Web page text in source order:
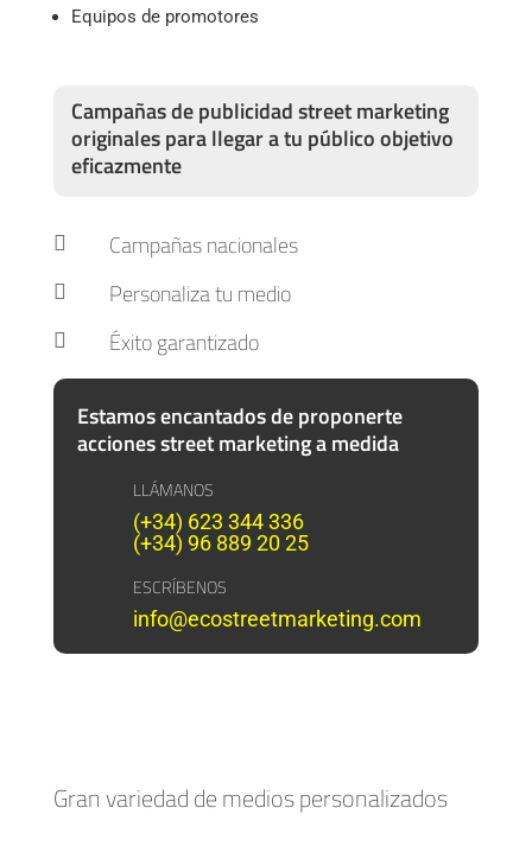
Equipos de promotores
Campañas de publicidad street marketing
originales para llegar a tu público objetivo
eficazmente
 Campañas nacionales
 Personaliza tu medio
 Éxito garantizado
Estamos encantados de proponerte
acciones street marketing a medida
LLÁMANOS
(+34) 623 344 336
(+34) 96 889 20 25
ESCRÍBENOS
info@ecostreetmarketing.com
Gran variedad de medios personalizados